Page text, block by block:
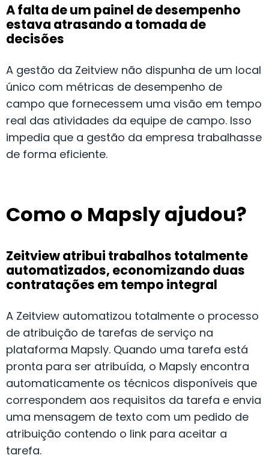
A falta de um painel de desempenho
estava atrasando a tomada de
decisões
A gestão da Zeitview não dispunha de um local
único com métricas de desempenho de
campo que fornecessem uma visão em tempo
real das atividades da equipe de campo. Isso
impedia que a gestão da empresa trabalhasse
de forma eficiente.
Como o Mapsly ajudou?
Zeitview atribui trabalhos totalmente
automatizados, economizando duas
contratações em tempo integral
A Zeitview automatizou totalmente o processo
de atribuição de tarefas de serviço na
plataforma Mapsly. Quando uma tarefa está
pronta para ser atribuída, o Mapsly encontra
automaticamente os técnicos disponíveis que
correspondem aos requisitos da tarefa e envia
uma mensagem de texto com um pedido de
atribuição contendo o link para aceitar a
tarefa.